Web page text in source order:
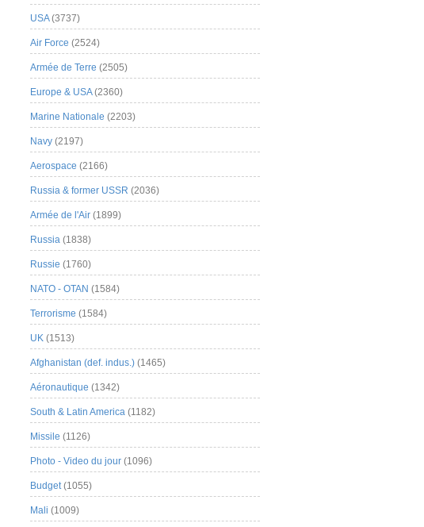
USA(3737)
Air Force (2524)
Armée de Terre (2505)
Europe & USA(2360)
Marine Nationale (2203)
Navy (2197)
Aerospace (2166)
Russia & former USSR (2036)
Armée de l'Air (1899)
Russia (1838)
Russie (1760)
NATO - OTAN (1584)
Terrorisme (1584)
UK (1513)
Afghanistan (def. indus.) (1465)
Aéronautique (1342)
South & Latin America (1182)
Missile (1126)
Photo - Video du jour (1096)
Budget(1055)
Mali (1009)